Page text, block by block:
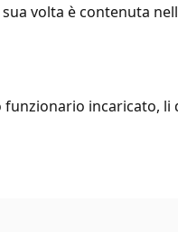
volta è contenuta
incaricato, li